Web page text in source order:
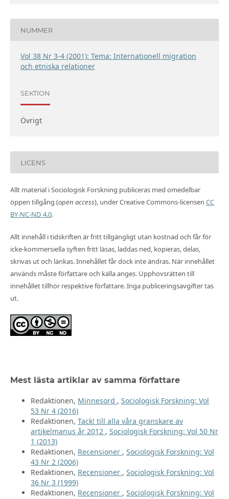
NUMMER
Vol 38 Nr 3-4 (2001): Tema: Internationell migration
och etniska relationer
SEKTION
Övrigt
LICENS
Allt material i Sociologisk Forskning publiceras med omedelbar
öppen tillgång (open access), under Creative Commons-licensen CC
BY-NC-ND 4.0.
Allt innehåll i tidskriften är fritt tillgängligt utan kostnad och får för
icke-kommersiella syften fritt läsas, laddas ned, kopieras, delas,
skrivas ut och länkas. Innehållet får dock inte ändras. När innehållet
används måste författare och källa anges. Upphovsrätten till
innehållet tillhör respektive författare. Inga publiceringsavgifter tas
ut.
Mest lästa artiklar av samma författare
Redaktionen, Minnesord , Sociologisk Forskning: Vol
53 Nr 4 (2016)
Redaktionen, Tack! till alla våra granskare av
artikelmanus år 2012 , Sociologisk Forskning: Vol 50 Nr
1 (2013)
Redaktionen, Recensioner , Sociologisk Forskning: Vol
43 Nr 2 (2006)
Redaktionen, Recensioner , Sociologisk Forskning: Vol
36 Nr 3 (1999)
Redaktionen, Recensioner , Sociologisk Forskning: Vol